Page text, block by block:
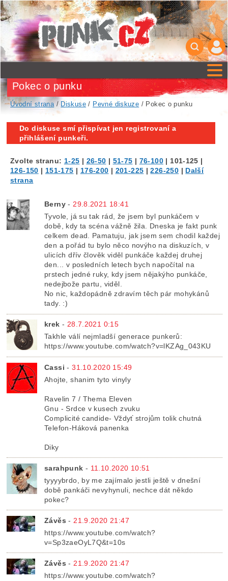
Pokec o punku
Úvodní strana/ Diskuse / Pevné diskuze / Pokec o punku
Do diskuse smí přispívat jen registrovaní a
přihlášení punkeři.
Zvolte stranu: 1-25 | 26-50 | 51-75 | 76-100| 101-125 |
126-150 | 151-175 | 176-200 | 201-225 |226-250 | Další
strana
Berny -29.8.2021 18:41
Tyvole, já su tak rád, že jsem byl punkáčem v
době, kdy ta scéna vážně žila. Dneska je fakt punk
celkem dead. Pamatuju, jak jsem sem chodil každej
den a pořád tu bylo něco novýho na diskuzích, v
ulicích dřív člověk viděl punkáče každej druhej
den... v posledních letech bych napočítal na
prstech jedné ruky, kdy jsem nějakýho punkáče,
nedejbože partu, viděl.
No nic, každopádně zdravím těch pár mohykánů
tady. :)
krek - 28.7.2021 0:15
Takhle válí nejmladší generace punkerů:
https://www.youtube.com/watch?v=lKZAg_043KU
Cassi -31.10.2020 15:49
Ahojte, shanim tyto vinyly
Ravelin 7 / Thema Eleven
Gnu - Srdce v kusech zvuku
Complicité candide- Vždyť strojům tolik chutná
Telefon-Háková panenka
Diky
sarahpunk - 11.10.2020 10:51
tyyyybrdo, by me zajímalo jestli ještě v dnešní
době pankáči nevyhynuli, nechce dát někdo
pokec?
Závěs - 21.9.2020 21:47
https://www.youtube.com/watch?
v=Sp3zaeOyL7Q&t=10s
Závěs - 21.9.2020 21:47
https://www.youtube.com/watch?